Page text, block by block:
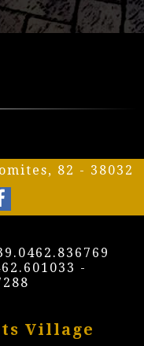
82 - 38032
-
Village